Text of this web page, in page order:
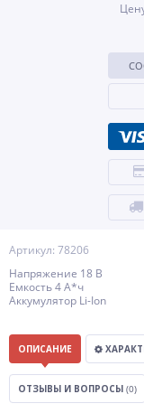
Артикул: 78206
Напряжение 18 В
Емкость 4 А*ч
Аккумулятор Li-Ion
ОПИСАНИЕ
ОТЗЫВЫ И ВОПРОСЫ (0)